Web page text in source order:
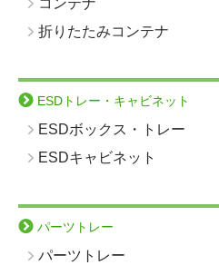
コンテナ
折りたたみコンテナ
ESDトレー・キャビネット
ESDボックス・トレー
ESDキャビネット
パーツトレー
パーツトレー